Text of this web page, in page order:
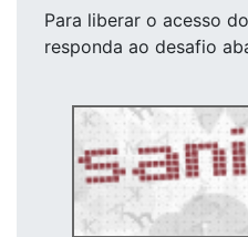
Para liberar o acesso
responda ao desafio